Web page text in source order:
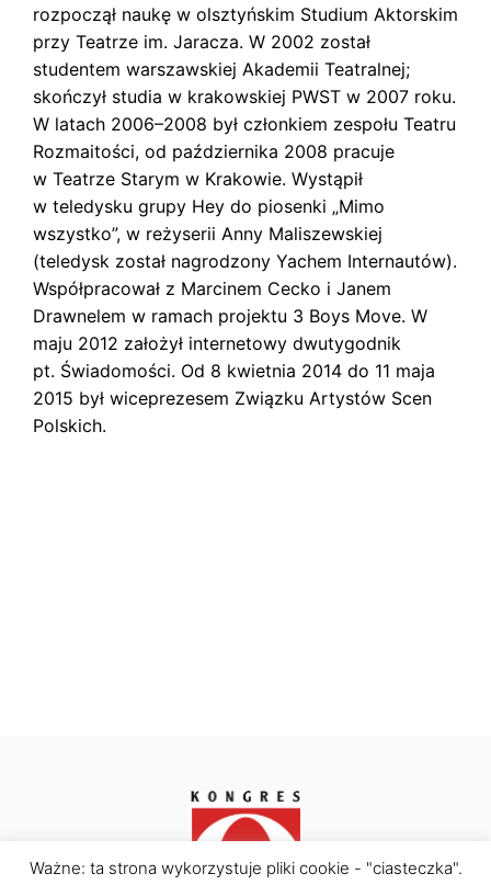
rozpoczął naukę w olsztyńskim Studium Aktorskim
przy Teatrze im. Jaracza. W 2002 został
studentem warszawskiej Akademii Teatralnej;
skończył studia w krakowskiej PWST w 2007 roku.
W latach 2006–2008 był członkiem zespołu Teatru
Rozmaitości, od października 2008 pracuje
w Teatrze Starym w Krakowie. Wystąpił
w teledysku grupy Hey do piosenki „Mimo
wszystko”, w reżyserii Anny Maliszewskiej
(teledysk został nagrodzony Yachem Internautów).
Współpracował z Marcinem Cecko i Janem
Drawnelem w ramach projektu 3 Boys Move. W
maju 2012 założył internetowy dwutygodnik
pt. Świadomości. Od 8 kwietnia 2014 do 11 maja
2015 był wiceprezesem Związku Artystów Scen
Polskich.
Ważne: ta strona wykorzystuje pliki cookie - "ciasteczka".